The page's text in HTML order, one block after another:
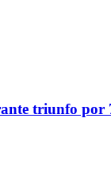
triunfo por